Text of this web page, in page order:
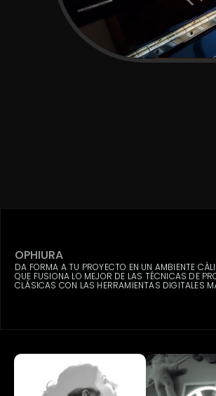
OPHIURA
DA FORMA A TU PROYECTO EN UN AMBIENTE
QUE FUSIONA LO MEJOR DE LAS TÉCNICAS DE
CLÁSICAS CON LAS HERRAMIENTAS DIGITALES